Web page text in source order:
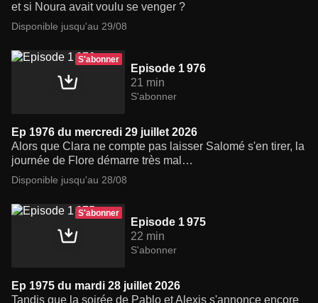
et si Noura avait voulu se venger ?
Disponible jusqu'au 29/08
S'abonner
Episode 1 976
21 min
S'abonner
Ep 1976 du mercredi 29 juillet 2026
Alors que Clara ne compte pas laisser Salomé s'en tirer, la
journée de Flore démarre très mal…
Disponible jusqu'au 28/08
S'abonner
Episode 1 975
22 min
S'abonner
Ep 1975 du mardi 28 juillet 2026
Tandis que la soirée de Pablo et Alexis s'annonce encore